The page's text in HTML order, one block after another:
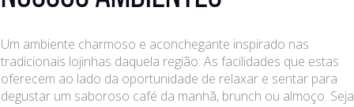
Um ambiente charmoso e aconchegante inspirado nas
tradicionais lojinhas daquela região: As facilidades que estas
oferecem ao lado da oportunidade de relaxar e sentar para
degustar um saboroso café da manhã, brunch ou almoço. Seja